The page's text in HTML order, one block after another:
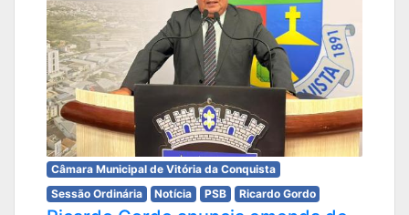
Câmara Municipal de Vitória da Conquista
Sessão Ordinária
Notícia PSB Ricardo Gordo